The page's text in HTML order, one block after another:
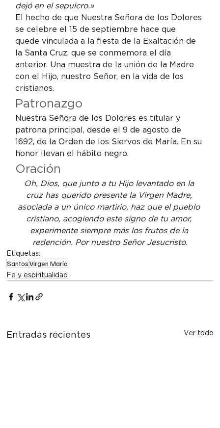
dejó en el sepulcro.»
El hecho de que Nuestra Señora de los Dolores
se celebre el 15 de septiembre hace que
quede vinculada a la fiesta de la Exaltación de
la Santa Cruz, que se conmemora el día
anterior. Una muestra de la unión de la Madre
con el Hijo, nuestro Señor, en la vida de los
cristianos.
Patronazgo
Nuestra Señora de los Dolores es titular y
patrona principal, desde el 9 de agosto de
1692, de la Orden de los Siervos de María. En su
honor llevan el hábito negro.
Oración
Oh, Dios, que junto a tu Hijo levantado en la
cruz has querido presente la Virgen Madre,
asociada a un único martirio, haz que el pueblo
cristiano, acogiendo este signo de tu amor,
experimente siempre más los frutos de la
redención. Por nuestro Señor Jesucristo.
Etiquetas:
Santos Virgen María
Fe y espiritualidad
Entradas recientes Ver todo